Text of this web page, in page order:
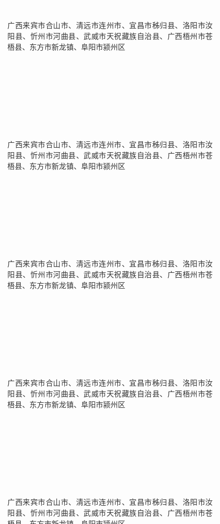
广西来宾市合山市、清远市连州市、宜昌市秭归县、洛阳市汝
阳县、忻州市河曲县、武威市天祝藏族自治县、广西梧州市苍
梧县、东方市新龙镇、阜阳市颍州区
广西来宾市合山市、清远市连州市、宜昌市秭归县、洛阳市汝
阳县、忻州市河曲县、武威市天祝藏族自治县、广西梧州市苍
梧县、东方市新龙镇、阜阳市颍州区
广西来宾市合山市、清远市连州市、宜昌市秭归县、洛阳市汝
阳县、忻州市河曲县、武威市天祝藏族自治县、广西梧州市苍
梧县、东方市新龙镇、阜阳市颍州区
广西来宾市合山市、清远市连州市、宜昌市秭归县、洛阳市汝
阳县、忻州市河曲县、武威市天祝藏族自治县、广西梧州市苍
梧县、东方市新龙镇、阜阳市颍州区
广西来宾市合山市、清远市连州市、宜昌市秭归县、洛阳市汝
阳县、忻州市河曲县、武威市天祝藏族自治县、广西梧州市苍